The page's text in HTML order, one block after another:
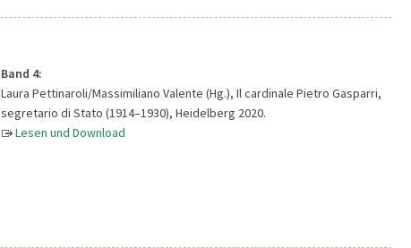
Band 4:
Laura Pettinaroli/Massimiliano Valente (Hg.), Il cardinale Pietro Gasparri,
segretario di Stato (1914–1930), Heidelberg 2020.
Lesen und Download